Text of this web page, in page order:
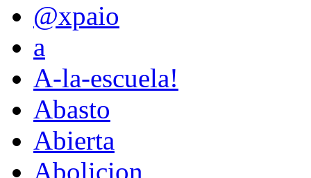
@xpaio
a
A-la-escuela!
Abasto
Abierta
Abolicion